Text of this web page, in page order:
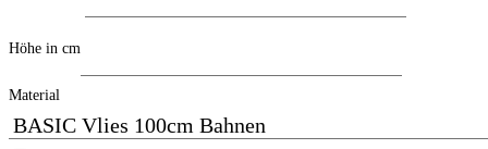
Höhe in cm
Material